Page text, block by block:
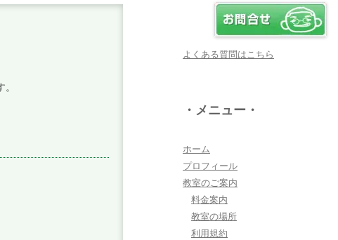
詳しく見る・・・
電子オルガンプレーヤ
ともっともっと音楽大好
詳しく見る・・・
よくある質問はこちら
・メニュー・
ホーム
プロフィール
教室のご案内
料金案内
教室の場所
利用規約